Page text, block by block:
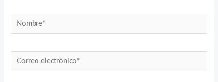
Nombre*
Correo
electrónico*